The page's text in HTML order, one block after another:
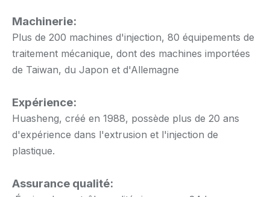
Machinerie:
Plus de 200 machines d'injection, 80 équipements de
traitement mécanique, dont des machines importées
de Taiwan, du Japon et d'Allemagne
Expérience:
Huasheng, créé en 1988, possède plus de 20 ans
d'expérience dans l'extrusion et l'injection de
plastique.
Assurance qualité: